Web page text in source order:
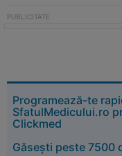
Programează-te
SfatulMedicului.ro
Clickmed
Găsești peste 7500